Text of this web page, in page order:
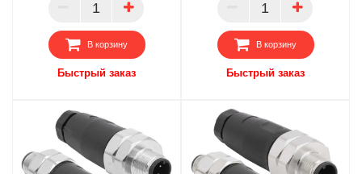
ПАРТНЕР
В корзину
Быстрый заказ
ПАРТНЕР
В корзину
Быстрый заказ